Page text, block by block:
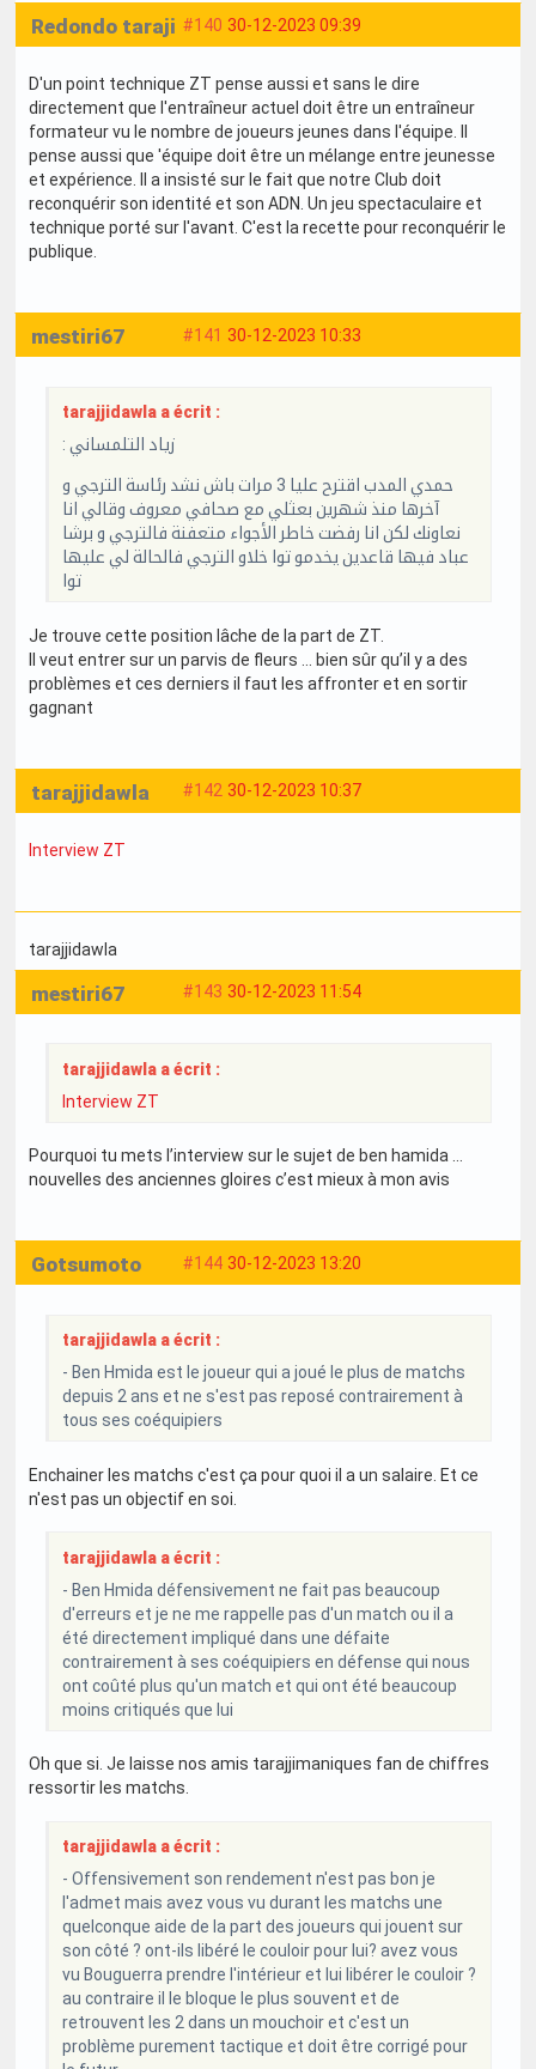
#140 30-12-2023 09:39
Redondo taraji
D'un point technique ZT pense aussi et sans le dire
directement que l'entraîneur actuel doit être un entraîneur
formateur vu le nombre de joueurs jeunes dans l'équipe. Il
pense aussi que 'équipe doit être un mélange entre jeunesse
et expérience. Il a insisté sur le fait que notre Club doit
reconquérir son identité et son ADN. Un jeu spectaculaire et
technique porté sur l'avant. C'est la recette pour reconquérir le
publique.
#141 30-12-2023 10:33
mestiri67
tarajjidawla a écrit :
: زياد التلمساني
حمدي المدب اقترح عليا 3 مرات باش نشد رئاسة الترجي و
آخرها منذ شهرين بعثلي مع صحافي معروف وقالي انا
نعاونك لكن انا رفضت خاطر الأجواء متعفنة فالترجي و برشا
عباد فيها قاعدين يخدمو توا خلاو الترجي فالحالة لي عليها
توا
Je trouve cette position lâche de la part de ZT.
Il veut entrer sur un parvis de fleurs … bien sûr qu’il y a des
problèmes et ces derniers il faut les affronter et en sortir
gagnant
#142 30-12-2023 10:37
tarajjidawla
Interview ZT
tarajjidawla
#143 30-12-2023 11:54
mestiri67
tarajjidawla a écrit :
Interview ZT
Pourquoi tu mets l’interview sur le sujet de ben hamida …
nouvelles des anciennes gloires c’est mieux à mon avis
#144 30-12-2023 13:20
Gotsumoto
tarajjidawla a écrit :
- Ben Hmida est le joueur qui a joué le plus de matchs
depuis 2 ans et ne s'est pas reposé contrairement à
tous ses coéquipiers
Enchainer les matchs c'est ça pour quoi il a un salaire. Et ce
n'est pas un objectif en soi.
tarajjidawla a écrit :
- Ben Hmida défensivement ne fait pas beaucoup
d'erreurs et je ne me rappelle pas d'un match ou il a
été directement impliqué dans une défaite
contrairement à ses coéquipiers en défense qui nous
ont coûté plus qu'un match et qui ont été beaucoup
moins critiqués que lui
Oh que si. Je laisse nos amis tarajjimaniques fan de chiffres
ressortir les matchs.
tarajjidawla a écrit :
- Offensivement son rendement n'est pas bon je
l'admet mais avez vous vu durant les matchs une
quelconque aide de la part des joueurs qui jouent sur
son côté ? ont-ils libéré le couloir pour lui? avez vous
vu Bouguerra prendre l'intérieur et lui libérer le couloir ?
au contraire il le bloque le plus souvent et de
retrouvent les 2 dans un mouchoir et c'est un
problème purement tactique et doit être corrigé pour